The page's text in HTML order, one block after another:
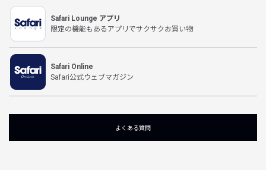
Safari Lounge アプリ
限定の機能もあるアプリでサクサクお買い物
Safari Online
Safari公式ウェブマガジン
よくある質問